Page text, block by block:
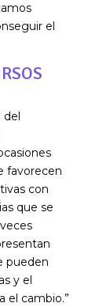
el
favorecen
con
que se
pueden
y el
el cambio.”